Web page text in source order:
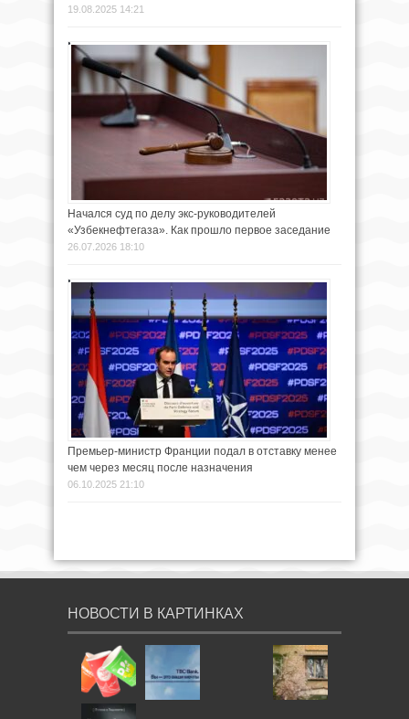
19.08.2025 14:21
Начался суд по делу экс-руководителей
«Узбекнефтегаза». Как прошло первое заседание
26.07.2026 18:10
Премьер-министр Франции подал в отставку менее
чем через месяц после назначения
06.10.2025 21:10
НОВОСТИ В КАРТИНКАХ